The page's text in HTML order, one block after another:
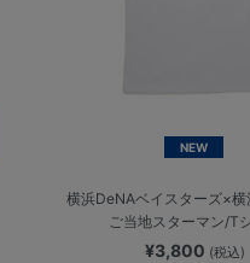
NEW
横浜DeNAベイスターズ×
ご当地スターマン/T
¥3,800 (税込)